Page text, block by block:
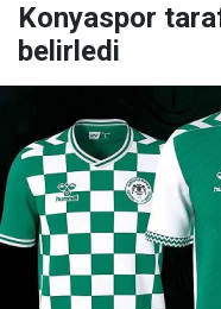
Konyaspor
belirledi